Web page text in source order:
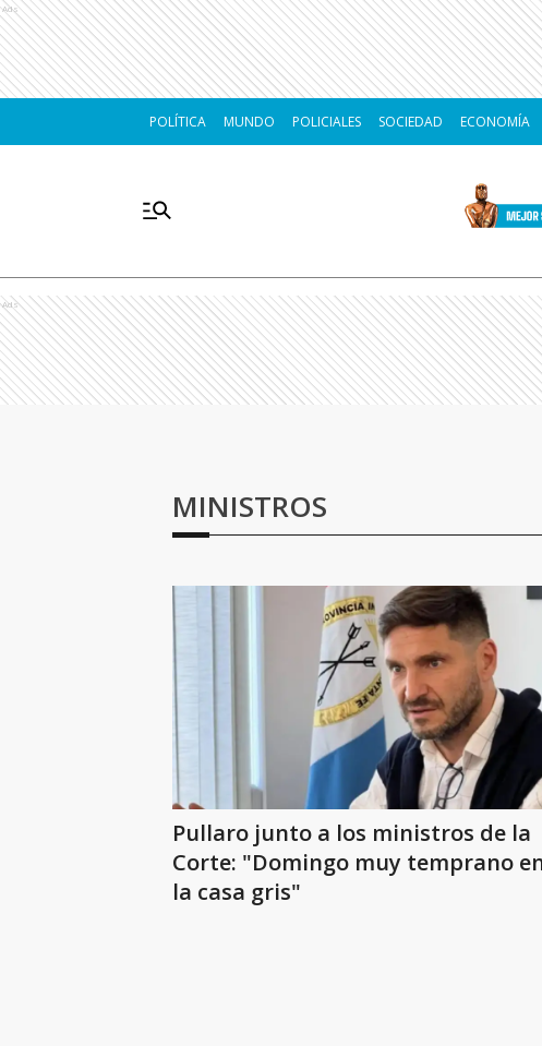
Ads
POLÍTICA MUNDO POLICIALES SOCIEDAD ECONOMÍA
Ads
MINISTROS
Pullaro junto a los ministros de la
Corte: "Domingo muy temprano
la casa gris"